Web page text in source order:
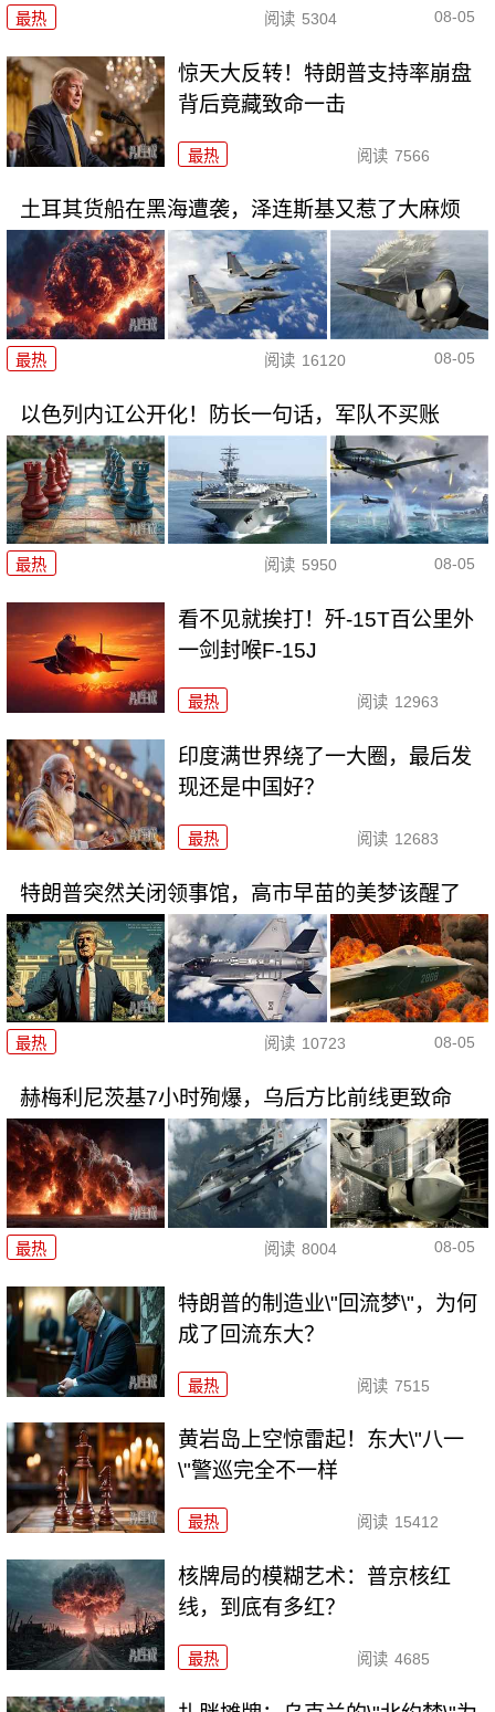
最热 阅读 5304 08-05
惊天大反转！特朗普支持率崩盘
背后竟藏致命一击
最热 阅读 7566
土耳其货船在黑海遭袭，泽连斯基又惹了大麻烦
最热 阅读 16120 08-05
以色列内讧公开化！防长一句话，军队不买账
最热 阅读 5950 08-05
看不见就挨打！歼-15T百公里外
一剑封喉F-15J
最热 阅读 12963
印度满世界绕了一大圈，最后发
现还是中国好？
最热 阅读 12683
特朗普突然关闭领事馆，高市早苗的美梦该醒了
最热 阅读 10723 08-05
赫梅利尼茨基7小时殉爆，乌后方比前线更致命
最热 阅读 8004 08-05
特朗普的制造业\"回流梦\"，为何
成了回流东大？
最热 阅读 7515
黄岩岛上空惊雷起！东大\"八一
\"警巡完全不一样
最热 阅读 15412
核牌局的模糊艺术：普京核红
线，到底有多红？
最热 阅读 4685